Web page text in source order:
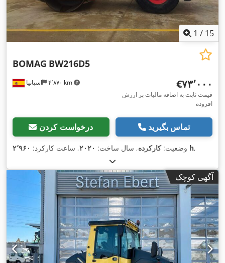
1 / 15
اسپانیا ۴٬۸۷۰ km
BOMAG BW216D5
‎€۷۳٬۰۰۰
قیمت ثابت به اضافه مالیات بر ارزش
افزوده
درخواست کردن تماس بگیرید
وضعیت:کارکرده, سال ساخت: ۲۰۲۰, ساعت کارکرد: ۲٬۹۶۰ h,
آگهی کوچک